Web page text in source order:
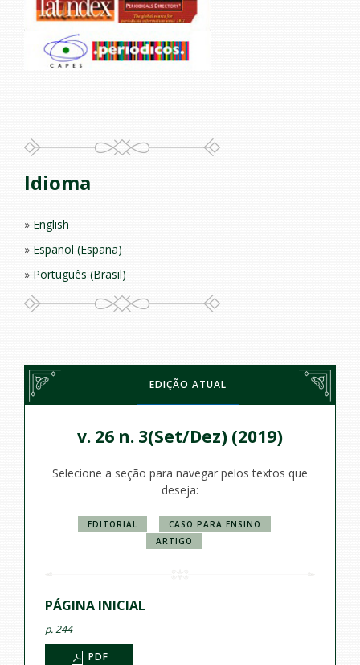
EDIÇÃO ATUAL
v. 26 n. 3(Set/Dez) (2019)
Selecione a seção para navegar pelos textos que
deseja:
EDITORIAL
CASO PARA ENSINO
ARTIGO
PÁGINA INICIAL
p. 244
PDF
Idioma
English
Español (España)
Português (Brasil)